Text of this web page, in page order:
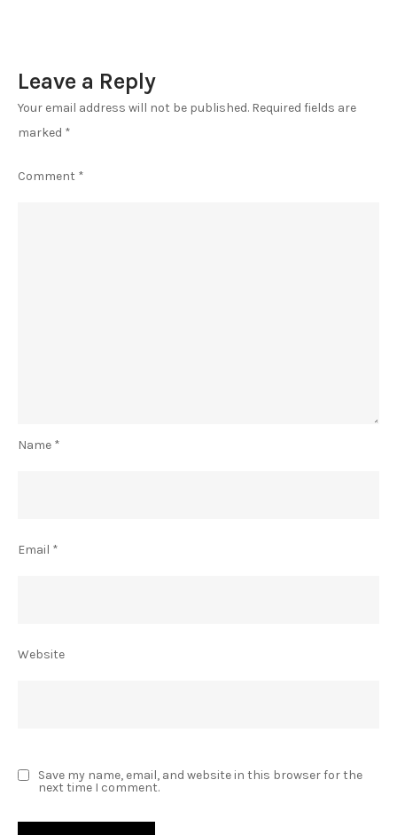
Leave a Reply
Your email address will not be published. Required fields are
marked *
Comment *
Name *
Email *
Website
Save my name, email, and website in this browser for the
next time I comment.